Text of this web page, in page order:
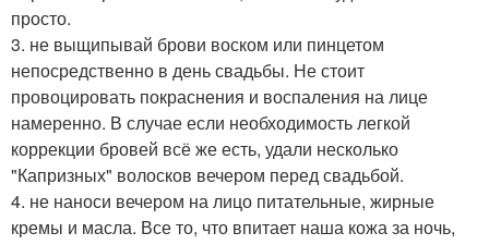
просто.
3. не выщипывай брови воском или пинцетом
непосредственно в день свадьбы. Не стоит
провоцировать покраснения и воспаления на лице
намеренно. В случае если необходимость легкой
коррекции бровей всё же есть, удали несколько
"Капризных" волосков вечером перед свадьбой.
4. не наноси вечером на лицо питательные, жирные
кремы и масла. Все то, что впитает наша кожа за ночь,